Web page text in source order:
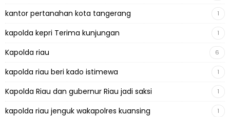
kantor pertanahan kota tangerang 1
kapolda kepri Terima kunjungan 1
Kapolda riau 6
kapolda riau beri kado istimewa 1
Kapolda Riau dan gubernur Riau jadi saksi 1
kapolda riau jenguk wakapolres kuansing 1